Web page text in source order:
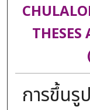
การขึ้นรู